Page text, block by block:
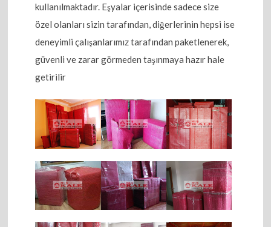
kullanılmaktadır. Eşyalar içerisinde sadece size
özel olanları sizin tarafından, diğerlerinin hepsi ise
deneyimli çalışanlarımız tarafından paketlenerek,
güvenli ve zarar görmeden taşınmaya hazır hale
getirilir